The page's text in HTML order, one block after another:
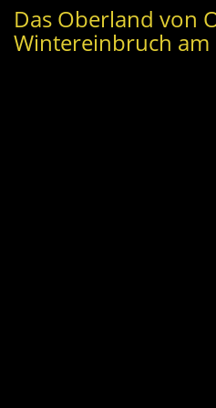
Das Oberland von
Wintereinbruch am